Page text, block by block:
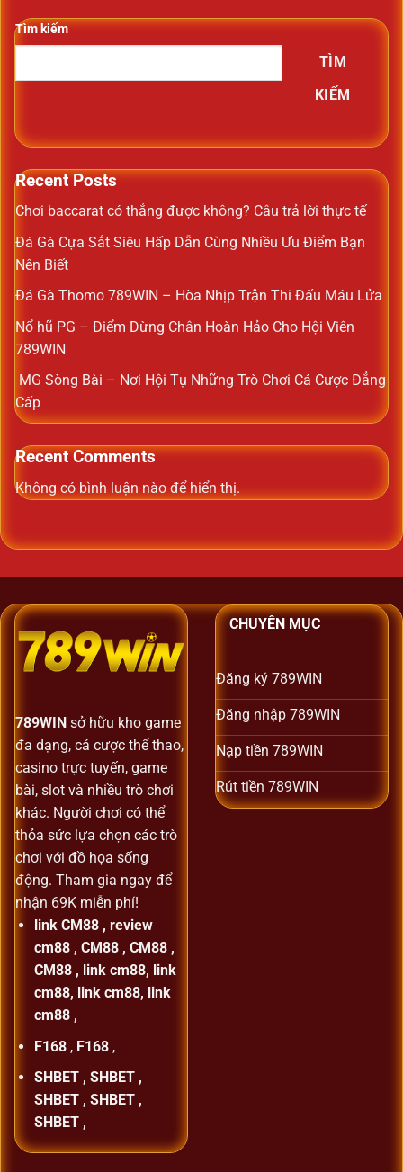
Tìm kiếm
TÌM
KIẾM
Recent Posts
Chơi baccarat có thắng được không? Câu trả lời thực tế
Đá Gà Cựa Sắt Siêu Hấp Dẫn Cùng Nhiều Ưu Điểm Bạn
Nên Biết
Đá Gà Thomo 789WIN – Hòa Nhịp Trận Thi Đấu Máu Lửa
Nổ hũ PG – Điểm Dừng Chân Hoàn Hảo Cho Hội Viên
789WIN
MG Sòng Bài – Nơi Hội Tụ Những Trò Chơi Cá Cược Đẳng
Cấp
Recent Comments
Không có bình luận nào để hiển thị.
789WIN sở hữu kho game
đa dạng, cá cược thể thao,
casino trực tuyến, game
bài, slot và nhiều trò chơi
khác. Người chơi có thể
thỏa sức lựa chọn các trò
chơi với đồ họa sống
động. Tham gia ngay để
nhận 69K miễn phí!
link CM88, review
cm88, CM88, CM88,
CM88, link cm88, link
cm88, link cm88, link
cm88,
F168, F168,
SHBET, SHBET,
SHBET, SHBET,
SHBET,
CHUYÊN MỤC
Đăng ký 789WIN
Đăng nhập 789WIN
Nạp tiền 789WIN
Rút tiền 789WIN